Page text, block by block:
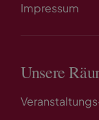
Impressum
Unsere